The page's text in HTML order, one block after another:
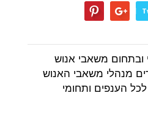
ובתחום משאבי אנוש
מנהלי משאבי האנוש
הענפים ותחומי